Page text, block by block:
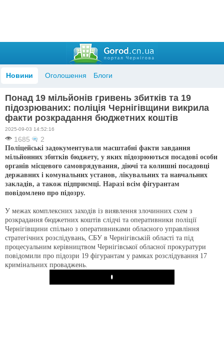
Новини Оголошення Блоги
Понад 19 мільйонів гривень збитків та 19
підозрюваних: поліція Чернігівщини викрила
факти розкрадання бюджетних коштів
2025-09-03 14:52:16
1685 2
Поліцейські задокументували масштабні факти завдання
мільйонних збитків бюджету, у яких підозрюються посадові особи
органів місцевого самоврядування, діючі та колишні посадовці
державних і комунальних установ, лікувальних та навчальних
закладів, а також підприємці. Наразі всім фігурантам
повідомлено про підозру.
У межах комплексних заходів із виявлення злочинних схем з
розкрадання бюджетних коштів слідчі та оперативники поліції
Чернігівщини спільно з оперативниками обласного управління
стратегічних розслідувань, СБУ в Чернігівській області та під
процесуальним керівництвом Чернігівської обласної прокуратури
повідомили про підозри 19 фігурантам у рамках розслідування 17
кримінальних проваджень.
Play